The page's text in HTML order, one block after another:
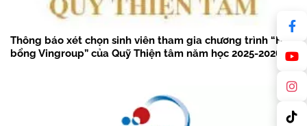
Thông báo xét chọn sinh viên tham gia chương trình “Học
bổng Vingroup” của Quỹ Thiện tâm năm học 2025-2026